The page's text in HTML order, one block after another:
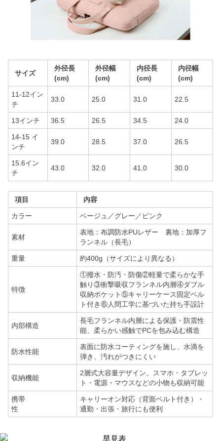
サイズ
外径長
(cm)
外径幅
(cm)
内径長
(cm)
内径幅
(cm)
11-12イン
チ
33.0 25.0 31.0 22.5
13インチ 36.5 26.5 34.5 24.0
14-15 イ
ンチ
39.0 28.5 37.0 26.5
15.6イン
チ
43.0 32.0 41.0 30.0
項目 内容
カラー ベージュ／グレー／ピンク
素材
表地：布調防水PUレザー 裏地：加厚フ
ランネル（長毛）
重量 約400g（サイズにより異なる）
特徴
①撥水・防汚・防傷②軽量で柔らかな手
触り③衝撃吸収フランネル内層④ダブル
収納ポケット⑤キャリーケース固定ベル
ト付き⑥人間工学に基づいた持ち手設計
内部構造
長毛フランネル内層による保護・防震性
能、柔らかい感触でPCを包み込む構造
防水性能
表面に防水コーティングを施し、水滴を
弾き、汚れがつきにくい
収納機能
2層式大容量デザイン。スマホ・タブレッ
ト・電源・マウスなどの小物も収納可能
携帯
性
キャリーオン対応（背面ベルト付き）・
通勤・出張・旅行にも便利